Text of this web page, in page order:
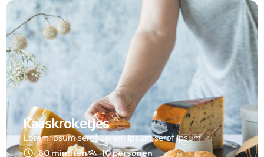
Kaaskroketjes
Lorem ipsum serof Lorem ipsum serof ipsum
60 minuten
10 personen